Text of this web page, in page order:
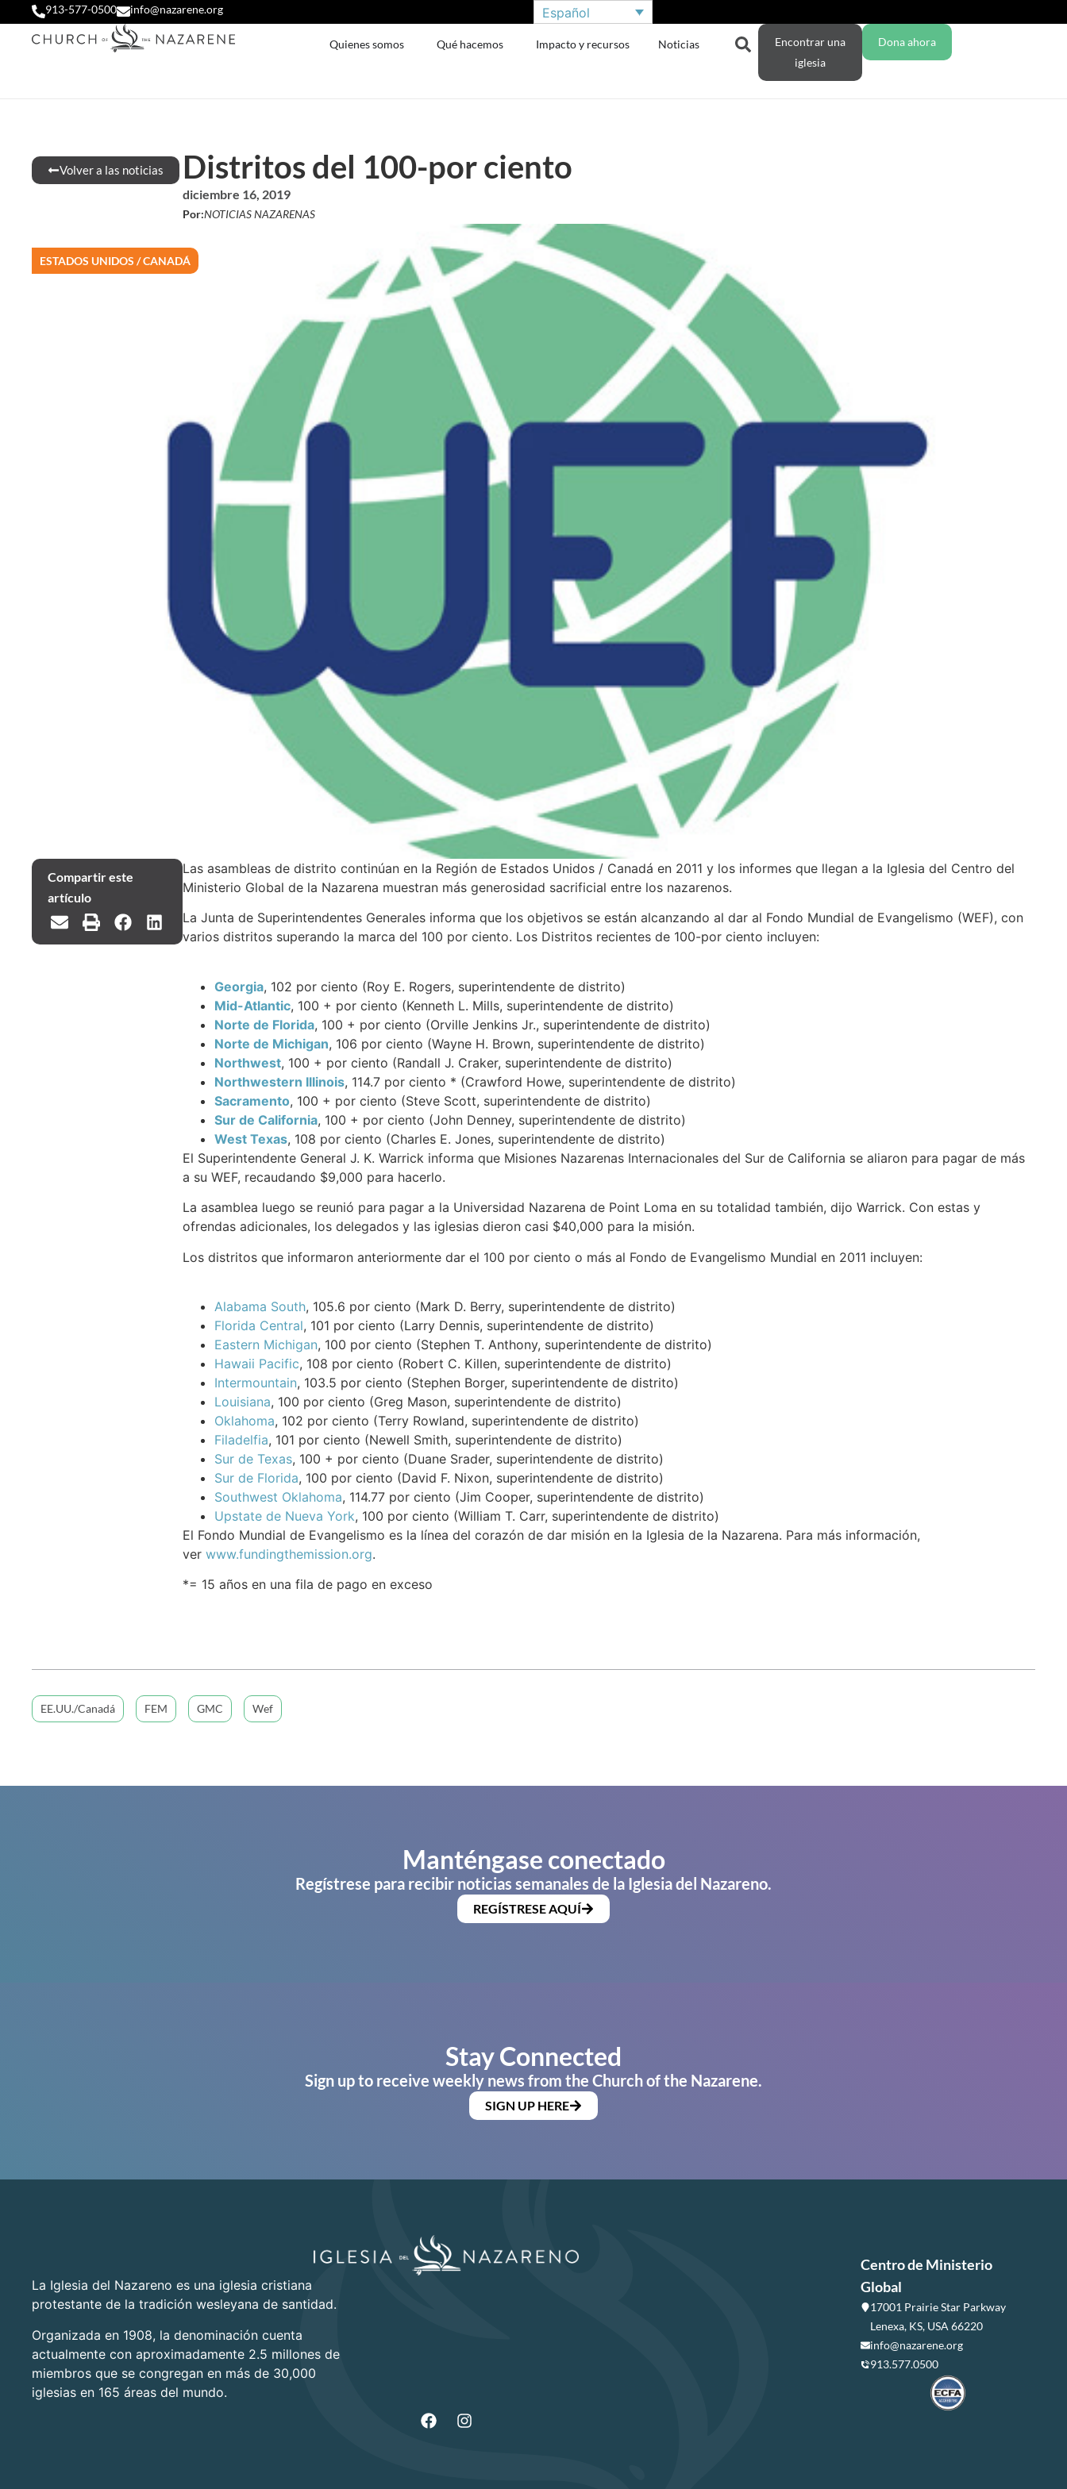
913-577-0500 info@nazarene.org Español
Quienes somos Qué hacemos Impacto y recursos Noticias
Encontrar una
iglesia
Dona ahora
Volver a las noticias Distritos del 100-por ciento
diciembre 16, 2019
Por:NOTICIAS NAZARENAS
ESTADOS UNIDOS / CANADÁ
Compartir este
artículo
Las asambleas de distrito continúan en la Región de Estados Unidos / Canadá en 2011 y los informes que llegan a la Iglesia del Centro del
Ministerio Global de la Nazarena muestran más generosidad sacrificial entre los nazarenos.
La Junta de Superintendentes Generales informa que los objetivos se están alcanzando al dar al Fondo Mundial de Evangelismo (WEF), con
varios distritos superando la marca del 100 por ciento. Los Distritos recientes de 100-por ciento incluyen:
Georgia, 102 por ciento (Roy E. Rogers, superintendente de distrito)
Mid-Atlantic, 100 + por ciento (Kenneth L. Mills, superintendente de distrito)
Norte de Florida, 100 + por ciento (Orville Jenkins Jr., superintendente de distrito)
Norte de Michigan, 106 por ciento (Wayne H. Brown, superintendente de distrito)
Northwest, 100 + por ciento (Randall J. Craker, superintendente de distrito)
Northwestern Illinois, 114.7 por ciento * (Crawford Howe, superintendente de distrito)
Sacramento, 100 + por ciento (Steve Scott, superintendente de distrito)
Sur de California, 100 + por ciento (John Denney, superintendente de distrito)
West Texas, 108 por ciento (Charles E. Jones, superintendente de distrito)
El Superintendente General J. K. Warrick informa que Misiones Nazarenas Internacionales del Sur de California se aliaron para pagar de más
a su WEF, recaudando $9,000 para hacerlo.
La asamblea luego se reunió para pagar a la Universidad Nazarena de Point Loma en su totalidad también, dijo Warrick. Con estas y
ofrendas adicionales, los delegados y las iglesias dieron casi $40,000 para la misión.
Los distritos que informaron anteriormente dar el 100 por ciento o más al Fondo de Evangelismo Mundial en 2011 incluyen:
Alabama South, 105.6 por ciento (Mark D. Berry, superintendente de distrito)
Florida Central, 101 por ciento (Larry Dennis, superintendente de distrito)
Eastern Michigan, 100 por ciento (Stephen T. Anthony, superintendente de distrito)
Hawaii Pacific, 108 por ciento (Robert C. Killen, superintendente de distrito)
Intermountain, 103.5 por ciento (Stephen Borger, superintendente de distrito)
Louisiana, 100 por ciento (Greg Mason, superintendente de distrito)
Oklahoma, 102 por ciento (Terry Rowland, superintendente de distrito)
Filadelfia, 101 por ciento (Newell Smith, superintendente de distrito)
Sur de Texas, 100 + por ciento (Duane Srader, superintendente de distrito)
Sur de Florida, 100 por ciento (David F. Nixon, superintendente de distrito)
Southwest Oklahoma, 114.77 por ciento (Jim Cooper, superintendente de distrito)
Upstate de Nueva York, 100 por ciento (William T. Carr, superintendente de distrito)
El Fondo Mundial de Evangelismo es la línea del corazón de dar misión en la Iglesia de la Nazarena. Para más información,
ver www.fundingthemission.org.
*= 15 años en una fila de pago en exceso
EE.UU./Canadá FEM GMC Wef
Manténgase conectado
Regístrese para recibir noticias semanales de la Iglesia del Nazareno.
REGÍSTRESE AQUÍ
Stay Connected
Sign up to receive weekly news from the Church of the Nazarene.
SIGN UP HERE
La Iglesia del Nazareno es una iglesia cristiana
protestante de la tradición wesleyana de santidad.
Organizada en 1908, la denominación cuenta
actualmente con aproximadamente 2.5 millones de
miembros que se congregan en más de 30,000
iglesias en 165 áreas del mundo.
Centro de Ministerio
Global
17001 Prairie Star Parkway
Lenexa, KS, USA 66220
info@nazarene.org
913.577.0500